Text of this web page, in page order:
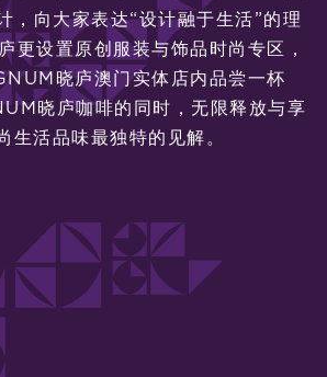
，向大家表达“设计融于生活”的理
更设置原创服装与饰品时尚专区，
晓庐澳门实体店内品尝一杯
晓庐咖啡的同时，无限释放与享
生活品味最独特的见解。